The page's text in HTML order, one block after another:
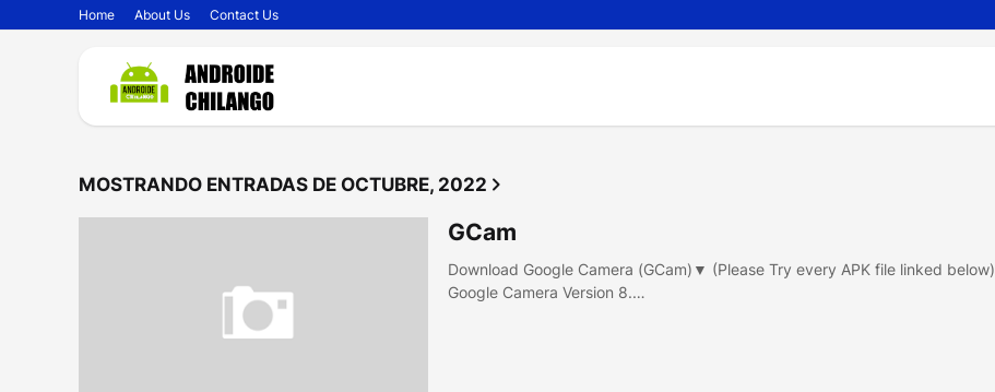
Home About Us Contact Us
MOSTRANDO ENTRADAS DE OCTUBRE, 2022
GCam
Download Google Camera (GCam)▼ (Please Try every APK file linked below)
Google Camera Version 8.…